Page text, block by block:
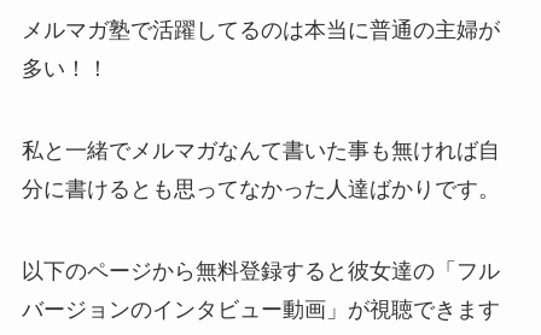
メルマガ塾で活躍してるのは本当に普通の主婦が
多い！！
私と一緒でメルマガなんて書いた事も無ければ自
分に書けるとも思ってなかった人達ばかりです。
以下のページから無料登録すると彼女達の「フル
バージョンのインタビュー動画」が視聴できます